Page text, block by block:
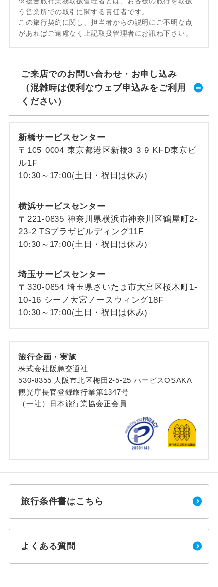
う営業所での取引に関する責任者です。
この旅行契約に関し、担当者からの説明にご不明な点
があればご遠慮なく上記取扱管理者にお訊ね下さい。
ご来店でのお問い合わせ・お申し込み
（混雑時は便利なウェブ申込みをご利用
ください）
新橋サービスセンター
〒105-0004 東京都港区新橋3-3-9 KHD東京ビ
ル1F
10:30～17:00(土日・祝日は休み)
横浜サービスセンター
〒221-0835 神奈川県横浜市神奈川区鶴屋町2-
23-2 TSプラザビルディング11F
10:30～17:00(土日・祝日は休み)
埼玉サービスセンター
〒330-0854 埼玉県さいたま市大宮区桜木町1-
10-16 シーノ大宮ノースウィング18F
10:30～17:00(土日・祝日は休み)
旅行企画・実施
株式会社阪急交通社
530-8355 大阪市北区梅田2-5-25 ハービスOSAKA
観光庁長官登録旅行業第1847号
（一社）日本旅行業協会正会員
旅行条件書はこちら
よくある質問